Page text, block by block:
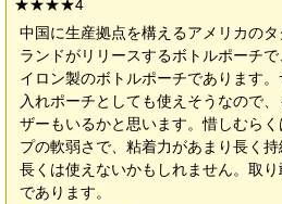
中国に生産拠点を構えるアメリカの
ランドがリリースするボトルポーチ
イロン製のボトルポーチであります
入れポーチとしても使えそうなので
ザーもいるかと思います。惜しむら
プの軟弱さで、粘着力があまり長く
長くは使えないかもしれません。取
であります。